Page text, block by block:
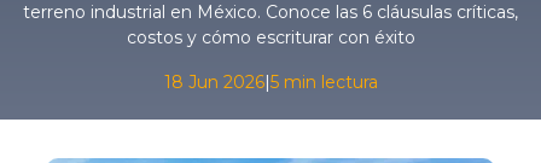
terreno industrial en México. Conoce las 6 cláusulas críticas,
costos y cómo escriturar con éxito
18 Jun 2026|5 min lectura